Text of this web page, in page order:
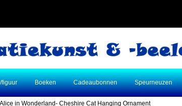
figuur Boeken Cadeaubonnen Speurneuzen
in Wonderland- Cheshire Cat Hanging Ornament